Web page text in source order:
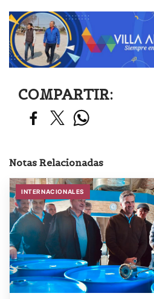
COMPARTIR:
Notas Relacionadas
INTERNACIONALES